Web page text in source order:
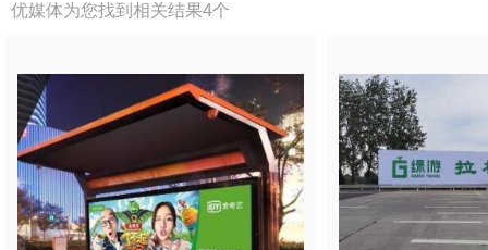
优媒体为您找到相关结果4个